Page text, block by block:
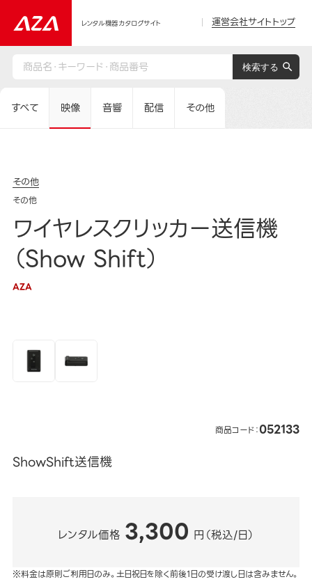
レンタル機器カタログサイト 運営会社サイトトップ
すべて 映像 音響 配信 その他
その他
その他
ワイヤレスクリッカー送信機
（Show Shift）
AZA
商品コード：052133
ShowShift送信機
レンタル価格 3,300 円（税込/日）
※料金は原則ご利用日のみ。土日祝日を除く前後1日の受け渡し日は含みません。